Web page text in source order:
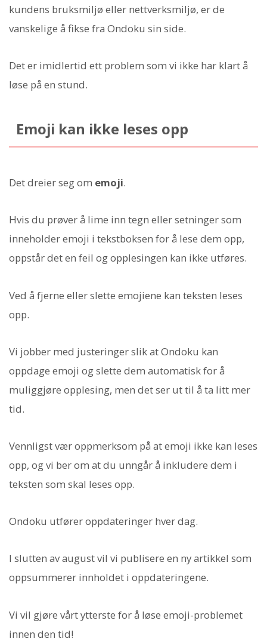
kundens bruksmiljø eller nettverksmiljø, er de
vanskelige å fikse fra Ondoku sin side.
Det er imidlertid ett problem som vi ikke har klart å
løse på en stund.
Emoji kan ikke leses opp
Det dreier seg om emoji.
Hvis du prøver å lime inn tegn eller setninger som
inneholder emoji i tekstboksen for å lese dem opp,
oppstår det en feil og opplesingen kan ikke utføres.
Ved å fjerne eller slette emojiene kan teksten leses
opp.
Vi jobber med justeringer slik at Ondoku kan
oppdage emoji og slette dem automatisk for å
muliggjøre opplesing, men det ser ut til å ta litt mer
tid.
Vennligst vær oppmerksom på at emoji ikke kan leses
opp, og vi ber om at du unngår å inkludere dem i
teksten som skal leses opp.
Ondoku utfører oppdateringer hver dag.
I slutten av august vil vi publisere en ny artikkel som
oppsummerer innholdet i oppdateringene.
Vi vil gjøre vårt ytterste for å løse emoji-problemet
innen den tid!